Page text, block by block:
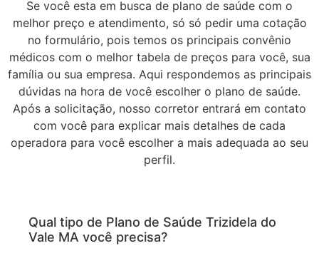
Se você esta em busca de plano de saúde com o
melhor preço e atendimento, só só pedir uma cotação
no formulário, pois temos os principais convênio
médicos com o melhor tabela de preços para você, sua
família ou sua empresa. Aqui respondemos as principais
dúvidas na hora de você escolher o plano de saúde.
Após a solicitação, nosso corretor entrará em contato
com você para explicar mais detalhes de cada
operadora para você escolher a mais adequada ao seu
perfil.
Qual tipo de Plano de Saúde Trizidela do
Vale MA você precisa?